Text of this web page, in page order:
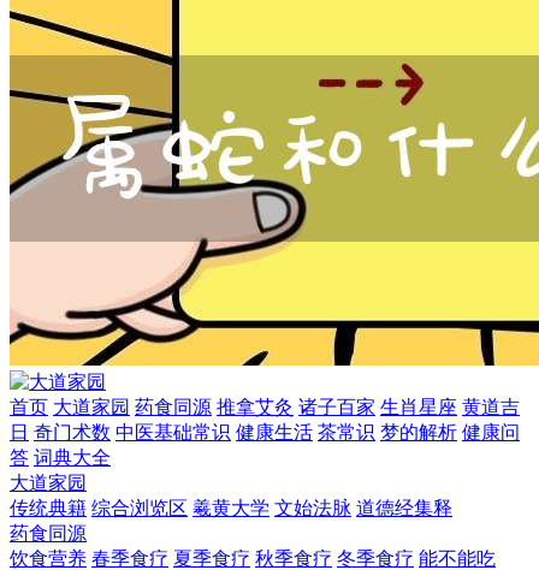
首页 大道家园 药食同源 推拿艾灸 诸子百家 生肖星座 黄道吉
日 奇门术数 中医基础常识 健康生活 茶常识 梦的解析 健康问
答 词典大全
大道家园
传统典籍 综合浏览区 羲黄大学 文始法脉 道德经集释
药食同源
饮食营养 春季食疗 夏季食疗 秋季食疗 冬季食疗 能不能吃